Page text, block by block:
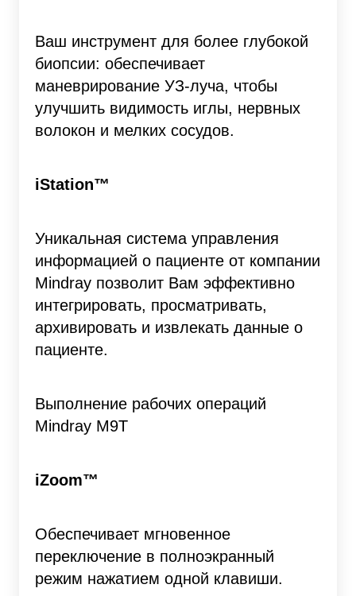
Ваш инструмент для более глубокой
биопсии: обеспечивает
маневрирование УЗ-луча, чтобы
улучшить видимость иглы, нервных
волокон и мелких сосудов.
iStation™
Уникальная система управления
информацией о пациенте от компании
Mindray позволит Вам эффективно
интегрировать, просматривать,
архивировать и извлекать данные о
пациенте.
Выполнение рабочих операций
Mindray M9T
iZoom™
Обеспечивает мгновенное
переключение в полноэкранный
режим нажатием одной клавиши.